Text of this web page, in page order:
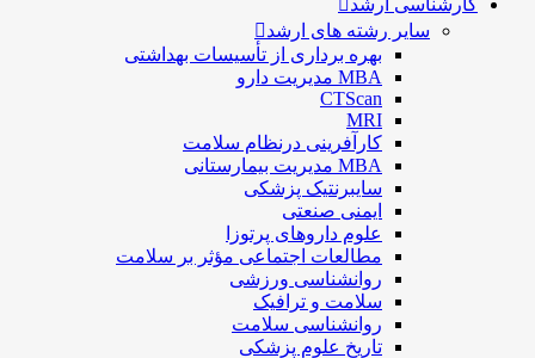
سایر رشته های ارشد
بهره برداری از تأسیسات بهداشتی
MBA مدیریت دارو
CTScan
MRI
کارآفرینی درنظام سلامت
MBA مدیریت بیمارستانی
سایبرنتیک پزشکی
ایمنی صنعتی
علوم داروهای پرتوزا
مطالعات اجتماعی مؤثر بر سلامت
روانشناسی ورزشی
سلامت و ترافیک
روانشناسی سلامت
تاریخ علوم پزشکی